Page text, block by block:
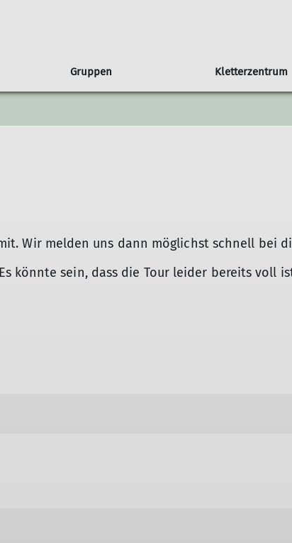
Hütten Ehrenamt in unserer Sektion
Wanderungen Mittelgebirge
Gruppen
Klettertreffs
Kletterzentrum
Routenbau Orstgruppe
Wir melden uns dann möglichst schnell bei
könnte sein, dass die Tour leider bereits voll